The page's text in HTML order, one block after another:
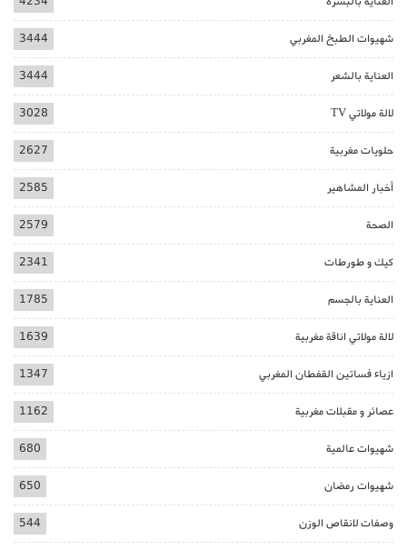
شهيوات الطبخ المغربي 3444
العناية بالشعر 3444
لالة مولاتي TV 3028
حلويات مغربية 2627
أخبار المشاهير 2585
الصحة 2579
كيك و طورطات 2341
العناية بالجسم 1785
لالة مولاتي اناقة مغربية 1639
ازياء فساتين القفطان المغربي 1347
عصائر و مقبلات مغربية 1162
شهيوات عالمية 680
شهيوات رمضان 650
وصفات لانقاص الوزن 544